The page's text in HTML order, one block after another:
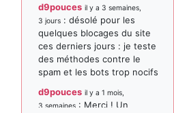
d9pouces il y a 3 semaines,
3 jours : désolé pour les
quelques blocages du site
ces derniers jours : je teste
des méthodes contre le
spam et les bots trop nocifs
d9pouces il y a 1 mois,
3 semaines : Merci ! Un